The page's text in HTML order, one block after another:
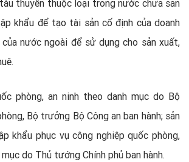
thuyền thuộc loại trong nước chưa sản
khẩu để tạo tài sản cố định của doanh
nước ngoài để sử dụng cho sản xuất,
phòng, an ninh theo danh mục do Bộ
Bộ trưởng Bộ Công an ban hành; sản
khẩu phục vụ công nghiệp quốc phòng,
do Thủ tướng Chính phủ ban hành.